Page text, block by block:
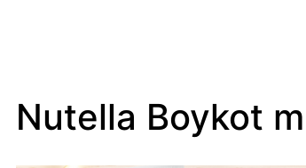
Nutella Boykot